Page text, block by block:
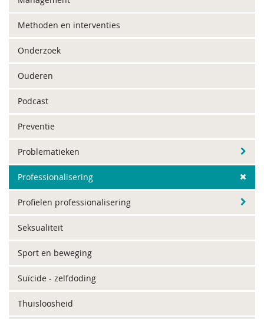
Methoden en interventies
Onderzoek
Ouderen
Podcast
Preventie
Problematieken
Professionalisering
Profielen professionalisering
Seksualiteit
Sport en beweging
Suïcide - zelfdoding
Thuisloosheid